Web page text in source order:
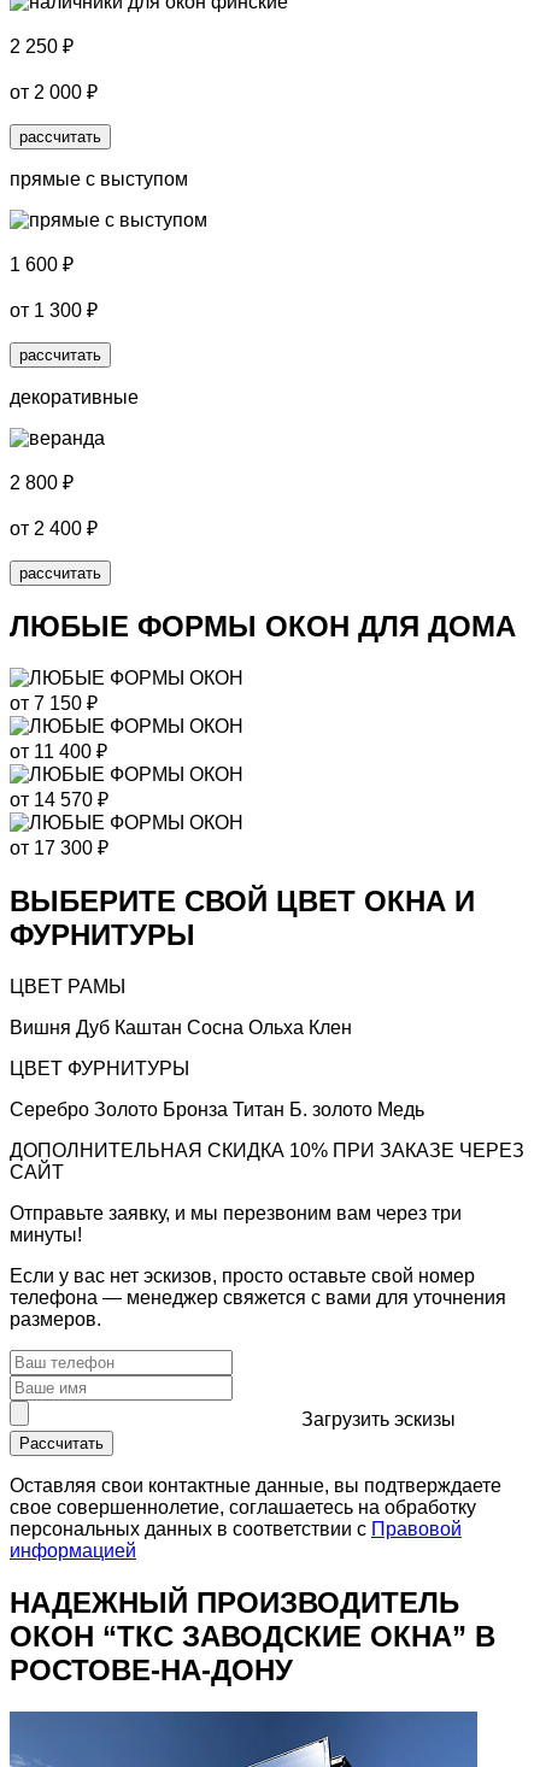
2 250 ₽
от 2 000 ₽
рассчитать
прямые с выступом
1 600 ₽
от 1 300 ₽
рассчитать
декоративные
2 800 ₽
от 2 400 ₽
рассчитать
ЛЮБЫЕ ФОРМЫ ОКОН ДЛЯ ДОМА
от 7 150 ₽
от 11 400 ₽
от 14 570 ₽
от 17 300 ₽
ВЫБЕРИТЕ СВОЙ ЦВЕТ ОКНА И
ФУРНИТУРЫ
ЦВЕТ РАМЫ
Вишня Дуб Каштан Сосна Ольха Клен
ЦВЕТ ФУРНИТУРЫ
Серебро Золото Бронза Титан Б. золото Медь
ДОПОЛНИТЕЛЬНАЯ СКИДКА 10% ПРИ ЗАКАЗЕ ЧЕРЕЗ
САЙТ
Отправьте заявку, и мы перезвоним вам через три
минуты!
Если у вас нет эскизов, просто оставьте свой номер
телефона — менеджер свяжется с вами для уточнения
размеров.
Загрузить эскизы
Рассчитать
Оставляя свои контактные данные, вы подтверждаете
свое совершеннолетие, соглашаетесь на обработку
персональных данных в соответствии с Правовой
информацией
НАДЕЖНЫЙ ПРОИЗВОДИТЕЛЬ
ОКОН “ТКС ЗАВОДСКИЕ ОКНА” В
РОСТОВЕ-НА-ДОНУ